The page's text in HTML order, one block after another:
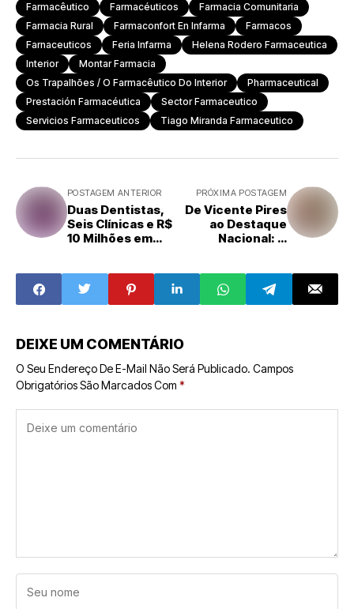
Farmacêutico
Farmacéuticos
Farmacia Comunitaria
Farmacia Rural
Farmaconfort En Infarma
Farmacos
Farnaceuticos
Feria Infarma
Helena Rodero Farmaceutica
Interior
Montar Farmacia
Os Trapalhões / O Farmacêutico Do Interior
Pharmaceutical
Prestación Farmacéutica
Sector Farmaceutico
Servicios Farmaceuticos
Tiago Miranda Farmaceutico
POSTAGEM ANTERIOR
Duas Dentistas,
Seis Clínicas e R$
10 Milhões em
Sucesso com a
Rede Sorrix
PRÓXIMA POSTAGEM
De Vicente Pires
ao Destaque
Nacional: A
Rede Giraffas
DEIXE UM COMENTÁRIO
O Seu Endereço De E-Mail Não Será Publicado. Campos
Obrigatórios São Marcados Com *